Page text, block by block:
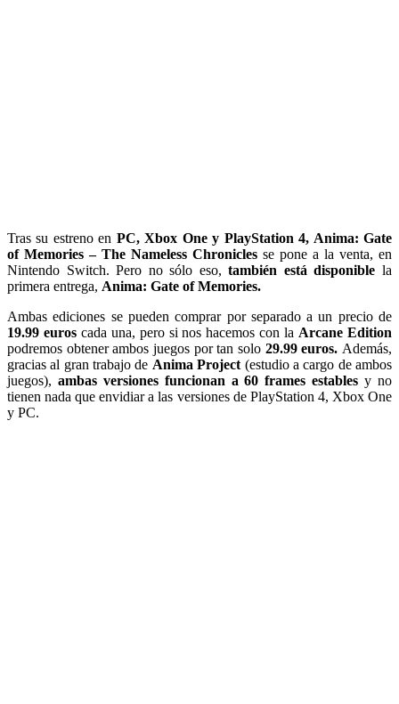
Tras su estreno en PC, Xbox One y PlayStation 4, Anima: Gate
of Memories – The Nameless Chronicles se pone a la venta, en
Nintendo Switch. Pero no sólo eso, también está disponible la
primera entrega, Anima: Gate of Memories.
Ambas ediciones se pueden comprar por separado a un precio de
19.99 euroscada una, pero si nos hacemos con la Arcane Edition
podremos obtener ambos juegos por tan solo 29.99 euros. Además,
gracias al gran trabajo de Anima Project (estudio a cargo de ambos
juegos), ambas versiones funcionan a 60 frames estables y no
tienen nada que envidiar a las versiones de PlayStation 4, Xbox One
y PC.